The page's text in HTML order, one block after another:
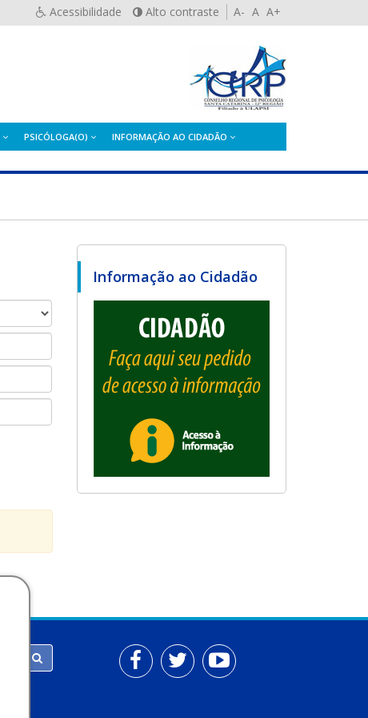
Acessibilidade Alto contraste A- A A+
PSICÓLOGA(O) INFORMAÇÃO AO CIDADÃO
Informação ao Cidadão